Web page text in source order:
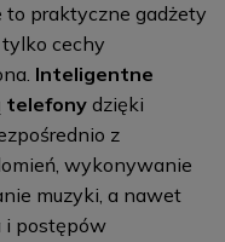
praktyczne gadżety
cechy
Inteligentne
telefonydzięki
z
wykonywanie
muzyki, a nawet
i postępów